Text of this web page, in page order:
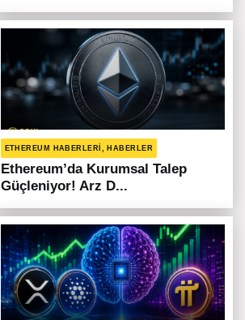
ETHEREUM HABERLERI, HABERLER
Ethereum’da Kurumsal Talep
Güçleniyor! Arz D...